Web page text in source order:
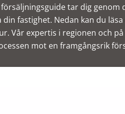
tar dig
fastighet. Nedan kan du
Vår expertis i regionen och
mot en framgångsrik